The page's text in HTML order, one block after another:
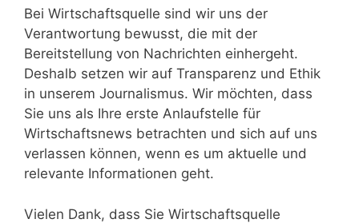
Bei Wirtschaftsquelle sind wir uns der
Verantwortung bewusst, die mit der
Bereitstellung von Nachrichten einhergeht.
Deshalb setzen wir auf Transparenz und Ethik
in unserem Journalismus. Wir möchten, dass
Sie uns als Ihre erste Anlaufstelle für
Wirtschaftsnews betrachten und sich auf uns
verlassen können, wenn es um aktuelle und
relevante Informationen geht.
Vielen Dank, dass Sie Wirtschaftsquelle